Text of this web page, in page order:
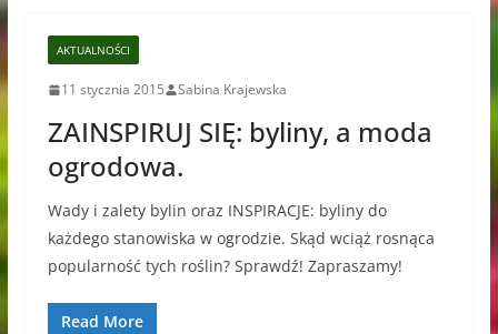
AKTUALNOŚCI
11 stycznia 2015 Sabina Krajewska
ZAINSPIRUJ SIĘ: byliny, a moda
ogrodowa.
Wady i zalety bylin oraz INSPIRACJE: byliny do
każdego stanowiska w ogrodzie. Skąd wciąż rosnąca
popularność tych roślin? Sprawdź! Zapraszamy!
Read More